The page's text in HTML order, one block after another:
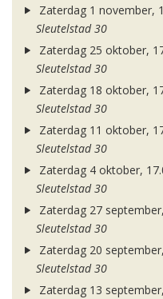
Zaterdag 1 november,
Sleutelstad 30
Zaterdag 25 oktober,
Sleutelstad 30
Zaterdag 18 oktober,
Sleutelstad 30
Zaterdag 11 oktober,
Sleutelstad 30
Zaterdag 4 oktober,
Sleutelstad 30
Zaterdag 27
Sleutelstad 30
Zaterdag 20
Sleutelstad 30
Zaterdag 13